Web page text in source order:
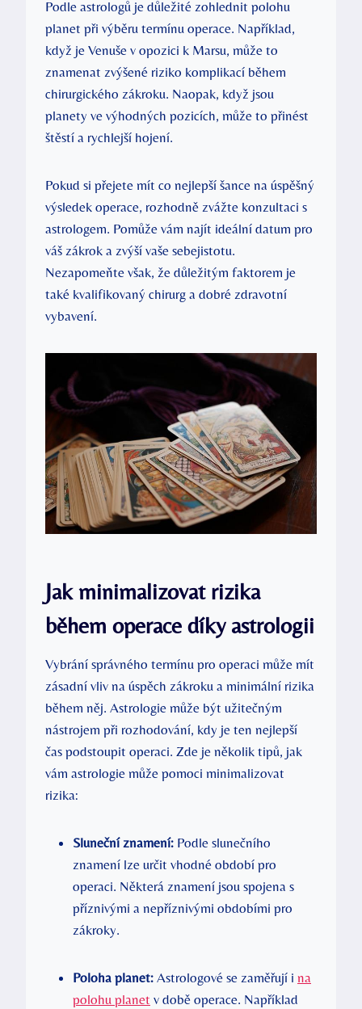
Podle astrologů je důležité zohlednit polohu
planet při výběru termínu operace. Například,
když je Venuše v opozici k Marsu, může to
znamenat zvýšené riziko komplikací během
chirurgického zákroku. Naopak, když jsou
planety ve výhodných pozicích, může to přinést
štěstí a rychlejší hojení.
Pokud si přejete mít co nejlepší šance na úspěšný
výsledek operace, rozhodně zvážte konzultaci s
astrologem. Pomůže vám najít ideální datum pro
váš zákrok a zvýší vaše sebejistotu.
Nezapomeňte však, že důležitým faktorem je
také kvalifikovaný chirurg a dobré zdravotní
vybavení.
Jak minimalizovat rizika
během operace díky astrologii
Vybrání správného termínu pro operaci může mít
zásadní vliv na úspěch zákroku a minimální rizika
během něj. Astrologie může být užitečným
nástrojem při rozhodování, kdy je ten nejlepší
čas podstoupit operaci. Zde je několik tipů, jak
vám astrologie může pomoci minimalizovat
rizika:
Sluneční znamení: Podle slunečního
znamení lze určit vhodné období pro
operaci. Některá znamení jsou spojena s
příznivými a nepříznivými obdobími pro
zákroky.
Poloha planet: Astrologové se zaměřují i na
polohu planet v době operace. Například